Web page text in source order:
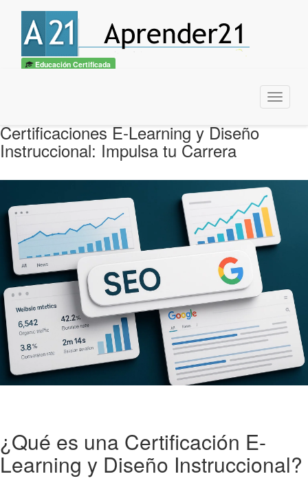
Educación Certificada
Menu
Certificaciones E-Learning y Diseño
Instruccional: Impulsa tu Carrera
¿Qué es una Certificación E-
Learning y Diseño Instruccional?